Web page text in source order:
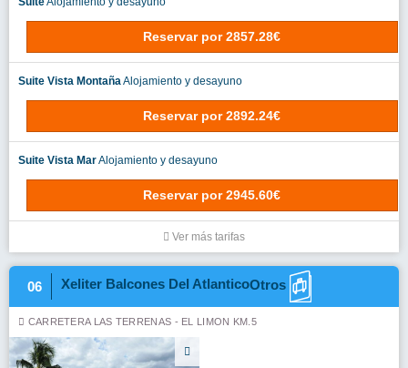
Reservar por 2857.28€
Suite Vista MontañaAlojamiento y desayuno
Reservar por 2892.24€
Suite Vista MarAlojamiento y desayuno
Reservar por 2945.60€
Ver más tarifas
06 Xeliter Balcones Del AtlanticoOtros
CARRETERA LAS TERRENAS - EL LIMON KM.5